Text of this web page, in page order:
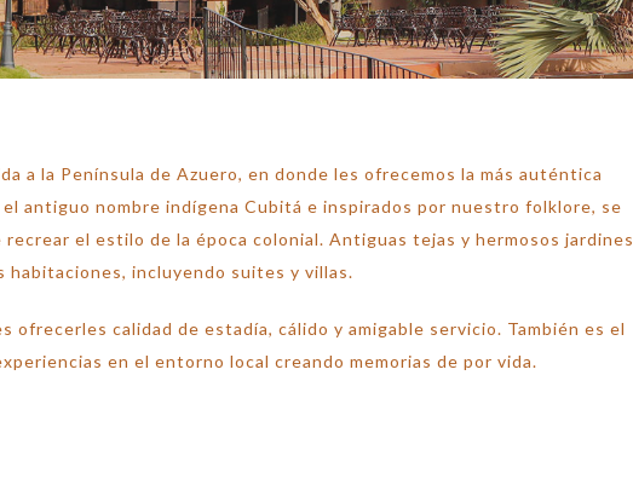
a la Península de Azuero, en donde les ofrecemos la más auténtica
el antiguo nombre indígena Cubitá e inspirados por nuestro folklore, se
el estilo de la época colonial. Antiguas tejas y hermosos jardines
habitaciones, incluyendo suites y villas.
ofrecerles calidad de estadía, cálido y amigable servicio. También es el
en el entorno local creando memorias de por vida.